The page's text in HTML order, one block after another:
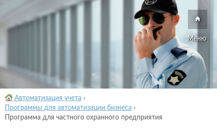
Меню
Автоматизация учета ›
Программы для автоматизации бизнеса ›
Программа для частного охранного предприятия